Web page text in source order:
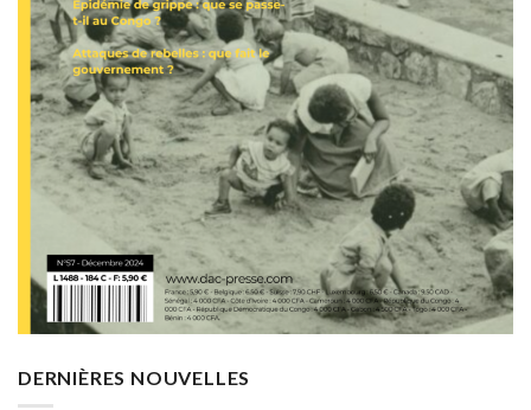
DERNIÈRES NOUVELLES